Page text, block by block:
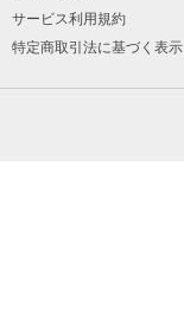
サービス利用規約
特定商取引法に基づく表示